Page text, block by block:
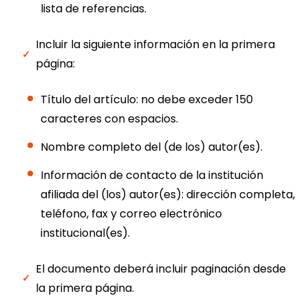
lista de referencias.
Incluir la siguiente información en la primera
página:
Título del artículo: no debe exceder 150
caracteres con espacios.
Nombre completo del (de los) autor(es).
Información de contacto de la institución
afiliada del (los) autor(es): dirección completa,
teléfono, fax y correo electrónico
institucional(es).
El documento deberá incluir paginación desde
la primera página.